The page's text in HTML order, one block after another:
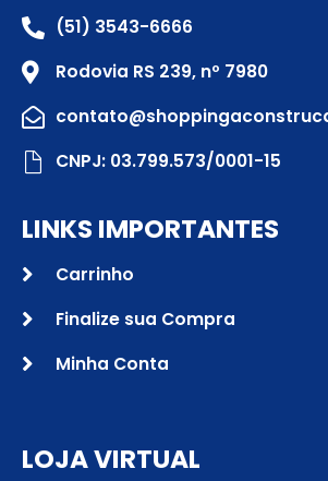
(51) 3543-6666
Rodovia RS 239, nº 7980
CNPJ: 03.799.573/0001-15
LINKS IMPORTANTES
Carrinho
Finalize sua Compra
Minha Conta
LOJA VIRTUAL